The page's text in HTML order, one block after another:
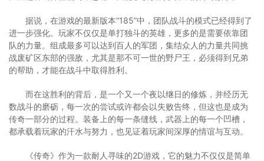
据说，在游戏的最新版本“185”中，团队战斗的模式已经得到了
进一步强化。玩家不仅仅是单打独斗的英雄，更多的是需要依靠团
队的力量。组成最多可以达到百人的军团，集结众人的力量共同挑
战废矿区东部的强敌，尤其是那不可一世的野尸王，必须得到兄弟
的帮助，才能在战斗中取得胜利。
而在这胜利的背后，是一个又一个夜以继日的修炼，并经历无
数战斗的磨砺，每一次的尝试或许都会以失败告终，但这也是成为
传奇一部分的过程。装备上的每一条缝线，武器上的每一个凹槽，
都承载着玩家的汗水与努力，也见证着玩家间深厚的情谊与互动。
《传奇》作为一款耐人寻味的2D游戏，它的魅力不仅仅是简单